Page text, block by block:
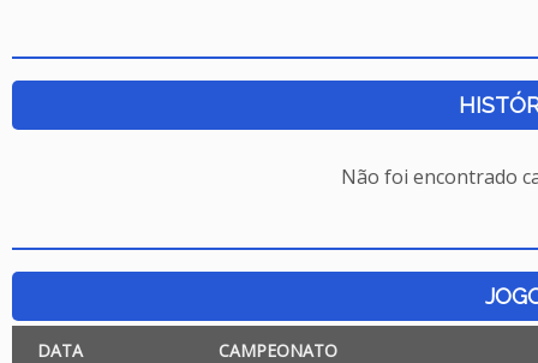
Não foi encontrado
DATA CAMPEONATO